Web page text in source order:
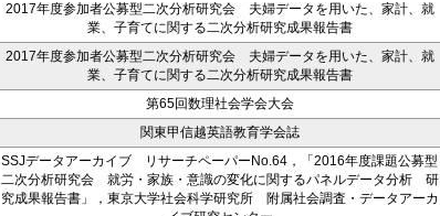
2017年度参加者公募型二次分析研究会 夫婦データを用いた、家計、就
業、子育てに関する二次分析研究成果報告書
2017年度参加者公募型二次分析研究会 夫婦データを用いた、家計、就
業、子育てに関する二次分析研究成果報告書
第65回数理社会学会大会
関東甲信越英語教育学会誌
SSJデータアーカイブ リサーチペーパーNo.64，「2016年度課題公募型
二次分析研究会 就労・家族・意識の変化に関するパネルデータ分析 研
究成果報告書」，東京大学社会科学研究所 附属社会調査・データアーカ